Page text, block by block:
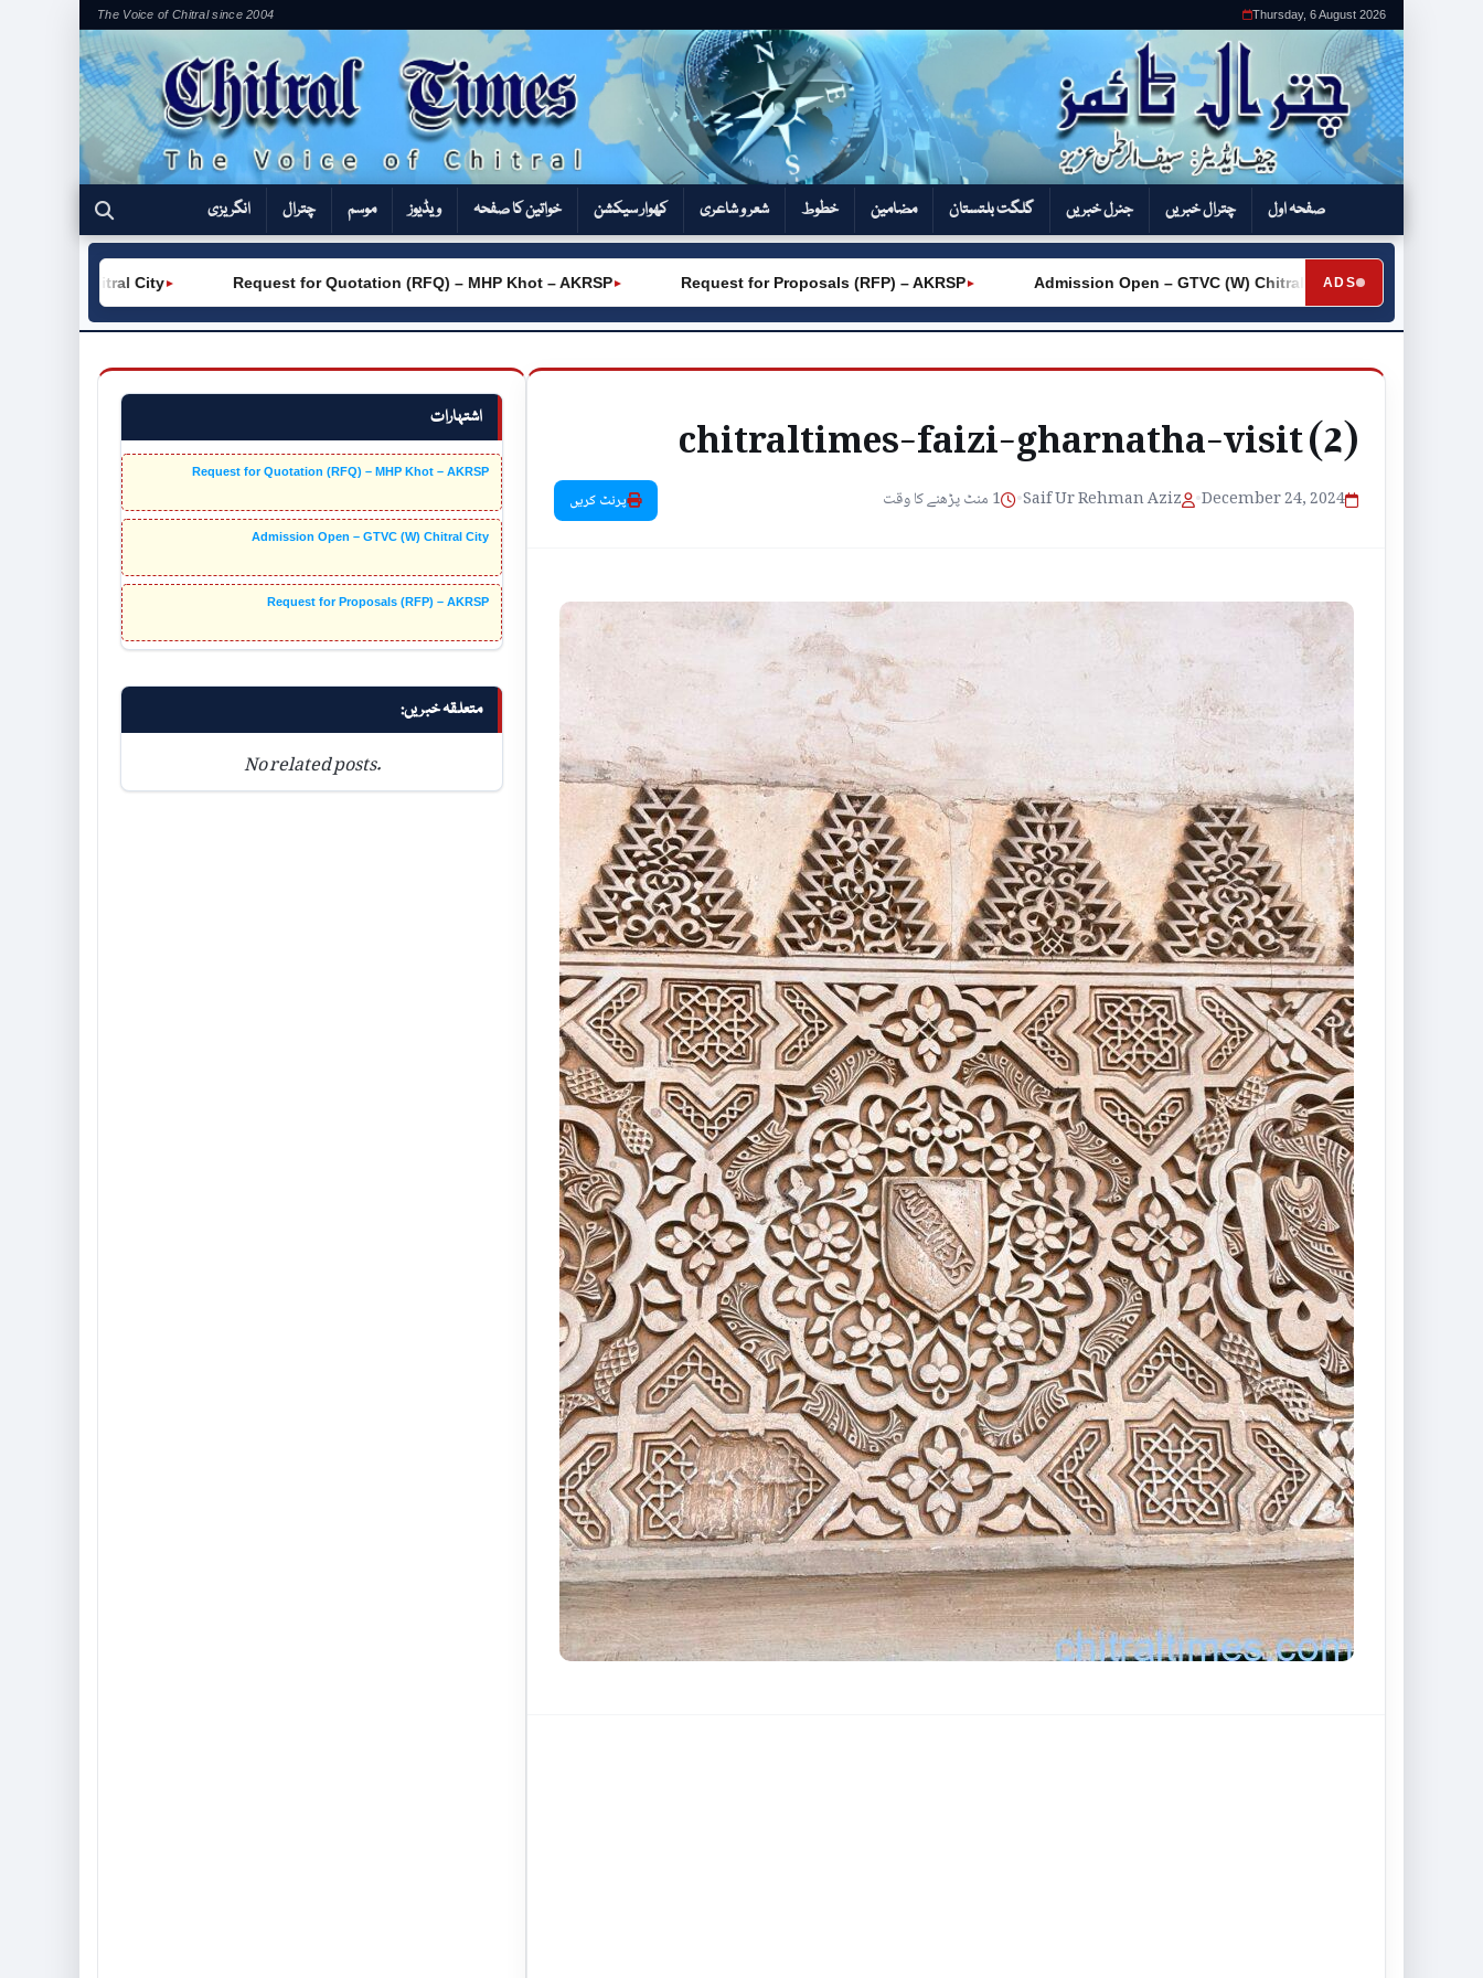
The Voice of Chitral since 2004 Thursday, 6 August 2026
صفحہ اول چترال خبریں جنرل خبریں گلگت بلتستان مضامین خطوط شعر و شاعری کھوار سیکشن‎ خواتین کا صفحہ ویڈیوز موسم چترال انگریزی
ADS
►
Request for Quotation (RFQ) – MHP Khot – AKRSP
►
(W) Chitral City Admission Open – GTVC (W) Chitral City
►
Request for Proposals (RFP) – AKRSP
اشتہارات
Request for Quotation (RFQ) – MHP Khot – AKRSP
Admission Open – GTVC (W) Chitral City
Request for Proposals (RFP) – AKRSP
متعلقہ خبریں:
No related posts.
chitraltimes-faizi-gharnatha-visit (2)
December 24, 2024
•
Saif Ur Rehman Aziz
• 1 منٹ پڑھنے کا وقت پرنٹ کریں